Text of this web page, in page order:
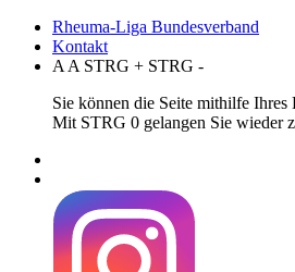
Rheuma-Liga Bundesverband
Kontakt
A A STRG + STRG -
Sie können die Seite mithilfe
Mit STRG 0 gelangen Sie wieder